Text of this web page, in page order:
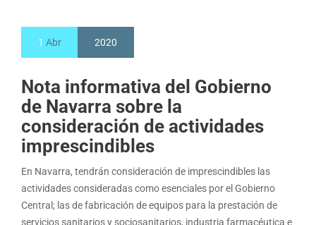
1 Abr 2020
Nota informativa del Gobierno
de Navarra sobre la
consideración de actividades
imprescindibles
En Navarra, tendrán consideración de imprescindibles las
actividades consideradas como esenciales por el Gobierno
Central; las de fabricación de equipos para la prestación de
servicios sanitarios y sociosanitarios, industria farmacéutica e